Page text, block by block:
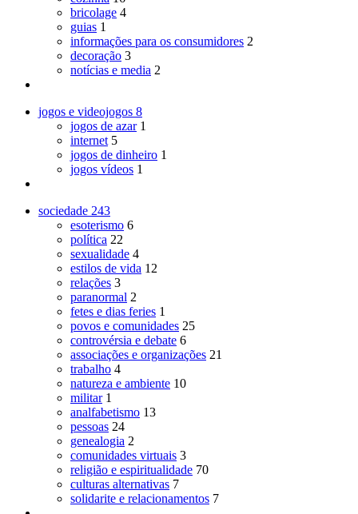
bricolage 4
guias 1
informações para os consumidores 2
decoração 3
notícias e media 2
jogos e videojogos 8
jogos de azar 1
internet 5
jogos de dinheiro 1
jogos vídeos 1
sociedade 243
esoterismo 6
política 22
sexualidade 4
estilos de vida 12
relações 3
paranormal 2
fetes e dias feries 1
povos e comunidades 25
controvérsia e debate 6
associações e organizações 21
trabalho 4
natureza e ambiente 10
militar 1
analfabetismo 13
pessoas 24
genealogia 2
comunidades virtuais 3
religião e espiritualidade 70
culturas alternativas 7
solidarite e relacionamentos 7